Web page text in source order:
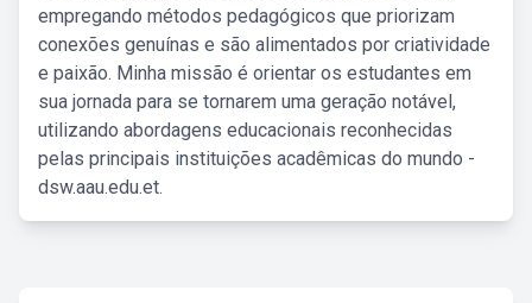
empregando métodos pedagógicos que priorizam
conexões genuínas e são alimentados por criatividade
e paixão. Minha missão é orientar os estudantes em
sua jornada para se tornarem uma geração notável,
utilizando abordagens educacionais reconhecidas
pelas principais instituições acadêmicas do mundo -
dsw.aau.edu.et.